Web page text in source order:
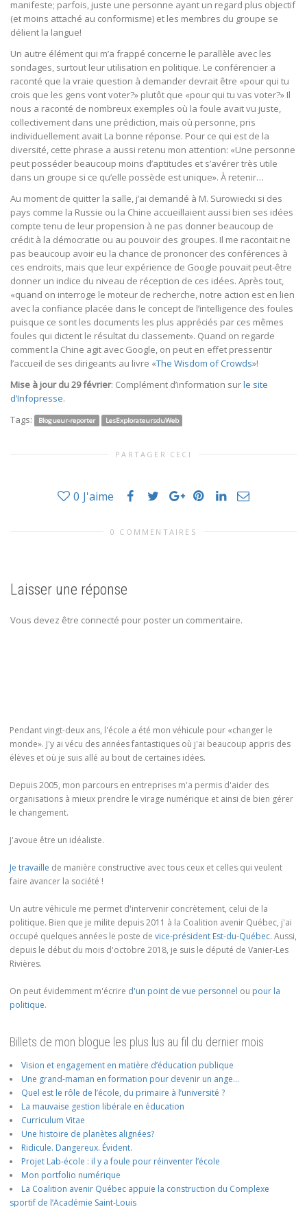
manifeste; parfois, juste une personne ayant un regard plus objectif
(et moins attaché au conformisme) et les membres du groupe se
délient la langue!
Un autre élément qui m’a frappé concerne le parallèle avec les
sondages, surtout leur utilisation en politique. Le conférencier a
raconté que la vraie question à demander devrait être «pour qui tu
crois que les gens vont voter?» plutôt que «pour qui tu vas voter?» Il
nous a raconté de nombreux exemples où la foule avait vu juste,
collectivement dans une prédiction, mais où personne, pris
individuellement avait La bonne réponse. Pour ce qui est de la
diversité, cette phrase a aussi retenu mon attention: «Une personne
peut posséder beaucoup moins d’aptitudes et s’avérer très utile
dans un groupe si ce qu’elle possède est unique». À retenir…
Au moment de quitter la salle, j’ai demandé à M. Surowiecki si des
pays comme la Russie ou la Chine accueillaient aussi bien ses idées
compte tenu de leur propension à ne pas donner beaucoup de
crédit à la démocratie ou au pouvoir des groupes. Il me racontait ne
pas beaucoup avoir eu la chance de prononcer des conférences à
ces endroits, mais que leur expérience de Google pouvait peut-être
donner un indice du niveau de réception de ces idées. Après tout,
«quand on interroge le moteur de recherche, notre action est en lien
avec la confiance placée dans le concept de l’intelligence des foules
puisque ce sont les documents les plus appréciés par ces mêmes
foules qui dictent le résultat du classement». Quand on regarde
comment la Chine agit avec Google, on peut en effet pressentir
l’accueil de ses dirigeants au livre «The Wisdom of Crowds»!
Mise à jour du 29 février: Complément d’information surle site
d’Infopresse.
Tags:
Blogueur-reporter LesExplorateursduWeb
PARTAGER CECI
0 J'aime
0 COMMENTAIRES
Laisser une réponse
Vous devez être connecté pour poster un commentaire.
Pendant vingt-deux ans, l'école a été mon véhicule pour «changer le
monde». J'y ai vécu des années fantastiques où j'ai beaucoup appris des
élèves et où je suis allé au bout de certaines idées.
Depuis 2005, mon parcours en entreprises m'a permis d'aider des
organisations à mieux prendre le virage numérique et ainsi de bien gérer
le changement.
J'avoue être un idéaliste.
Je travaille de manière constructive avec tous ceux et celles qui veulent
faire avancer la société !
Un autre véhicule me permet d'intervenir concrètement, celui de la
politique. Bien que je milite depuis 2011 à la Coalition avenir Québec, j'ai
occupé quelques années le poste de vice-président Est-du-Québec. Aussi,
depuis le début du mois d'octobre 2018, je suis le député de Vanier-Les
Rivières.
On peut évidemment m'écrire d'un point de vue personnel ou pour la
politique.
Billets de mon blogue les plus lus au fil du dernier mois
Vision et engagement en matière d’éducation publique
Une grand-maman en formation pour devenir un ange…
Quel est le rôle de l’école, du primaire à l’université ?
La mauvaise gestion libérale en éducation
Curriculum Vitae
Une histoire de planètes alignées?
Ridicule. Dangereux. Évident.
Projet Lab-école : il y a foule pour réinventer l’école
Mon portfolio numérique
La Coalition avenir Québec appuie la construction du Complexe
sportif de l’Académie Saint-Louis